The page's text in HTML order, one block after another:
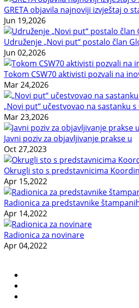
GRETA objavila najnoviji izvještaj o
Jun 19,2026
Udruženje „Novi put“ postalo član
Jun 02,2026
Tokom CSW70 aktivisti pozvali na
Mar 24,2026
„Novi put“ učestvovao na sastanku s
Mar 23,2026
Javni poziv za objavljivanje prakse u
Oct 27,2023
Okrugli sto s predstavnicima
Apr 15,2022
Radionica za predstavnike
Apr 14,2022
Radionica za novinare
Apr 04,2022